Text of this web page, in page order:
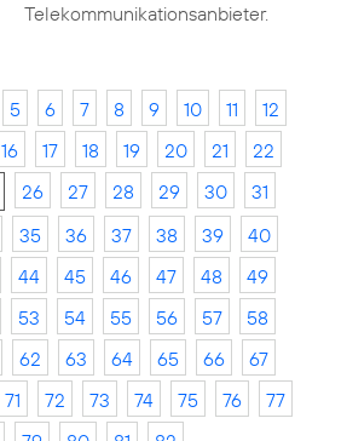
Telekommunikationsanbieter.
5 6 7 8 9 10 11
12
16 17 18 19 20 21
22
26 27 28 29 30
31
35 36 37 38 39
40
44 45 46 47 48
49
53 54 55 56 57
58
62 63 64 65 66
67
71 72 73 74 75 76
77